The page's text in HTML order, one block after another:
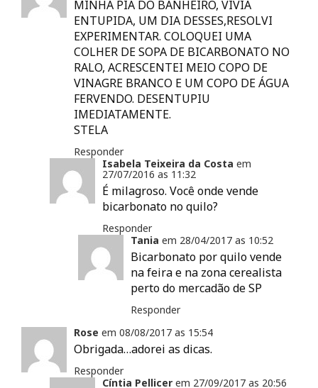
e
l
a
)
MINHA PIA DO BANHEIRO, VIVIA
ENTUPIDA, UM DIA DESSES,RESOLVI
EXPERIMENTAR. COLOQUEI UMA
COLHER DE SOPA DE BICARBONATO NO
RALO, ACRESCENTEI MEIO COPO DE
VINAGRE BRANCO E UM COPO DE ÁGUA
FERVENDO. DESENTUPIU
IMEDIATAMENTE.
STELA
Responder
Isabela Teixeira da Costa em
27/07/2016 as 11:32
É milagroso. Você onde vende
bicarbonato no quilo?
Responder
Tania em 28/04/2017 as 10:52
Bicarbonato por quilo vende
na feira e na zona cerealista
perto do mercadão de SP
Responder
Rose em 08/08/2017 as 15:54
Obrigada…adorei as dicas.
Responder
Cíntia Pellicer em 27/09/2017 as 20:56